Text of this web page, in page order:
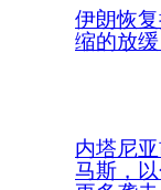
伊朗恢
缩的放缓
内塔尼
马斯，